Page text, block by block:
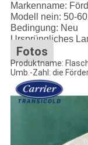
Markenname:
Modell nein: 50-
Bedingung: Neu
Ursprüngliches
Fotos
Produktname:
Umb.-Zahl: die